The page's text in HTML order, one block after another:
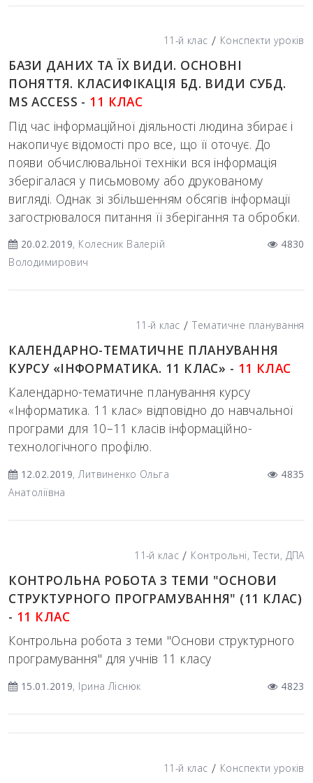
11-й клас / Конспекти уроків
БАЗИ ДАНИХ ТА ЇХ ВИДИ. ОСНОВНІ
ПОНЯТТЯ. КЛАСИФІКАЦІЯ БД. ВИДИ СУБД.
MS ACCESS - 11 КЛАС
Під час інформаційної діяльності людина збирає і
накопичує відомості про все, що її оточує. До
появи обчислювальної техніки вся інформація
зберігалася у письмовому або друкованому
вигляді. Однак зі збільшенням обсягів інформації
загострювалося питання її зберігання та обробки.
20.02.2019, Колесник Валерій
Володимирович
4830
11-й клас / Тематичне планування
КАЛЕНДАРНО-ТЕМАТИЧНЕ ПЛАНУВАННЯ
КУРСУ «ІНФОРМАТИКА. 11 КЛАС» - 11 КЛАС
Календарно-тематичне планування курсу
«Інформатика. 11 клас» відповідно до навчальної
програми для 10–11 класів інформаційно-
технологічного профілю.
12.02.2019, Литвиненко Ольга
Анатоліївна
4835
11-й клас / Контрольні, Тести, ДПА
КОНТРОЛЬНА РОБОТА З ТЕМИ "ОСНОВИ
СТРУКТУРНОГО ПРОГРАМУВАННЯ" (11 КЛАС)
- 11 КЛАС
Контрольна робота з теми "Основи структурного
програмування" для учнів 11 класу
15.01.2019, Ірина Ліснюк 4823
11-й клас / Конспекти уроків